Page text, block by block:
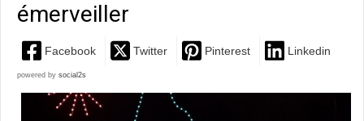
émerveiller
Facebook Twitter Pinterest Linkedin
powered by social2s